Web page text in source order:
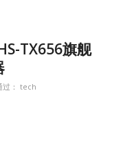
TX656旗舰
过： tech